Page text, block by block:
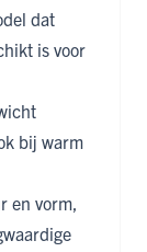
dat
is voor
bij warm
en vorm,